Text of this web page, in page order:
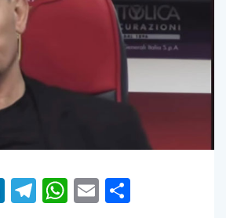
LinkedIn
Telegram
WhatsApp
Email